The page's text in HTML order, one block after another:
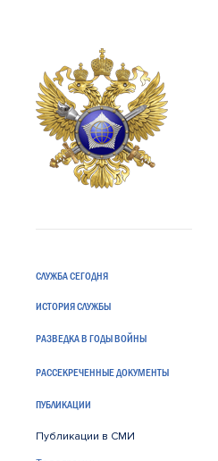
СЛУЖБА СЕГОДНЯ
ИСТОРИЯ СЛУЖБЫ
РАЗВЕДКА В ГОДЫ ВОЙНЫ
РАССЕКРЕЧЕННЫЕ ДОКУМЕНТЫ
ПУБЛИКАЦИИ
Публикации в СМИ